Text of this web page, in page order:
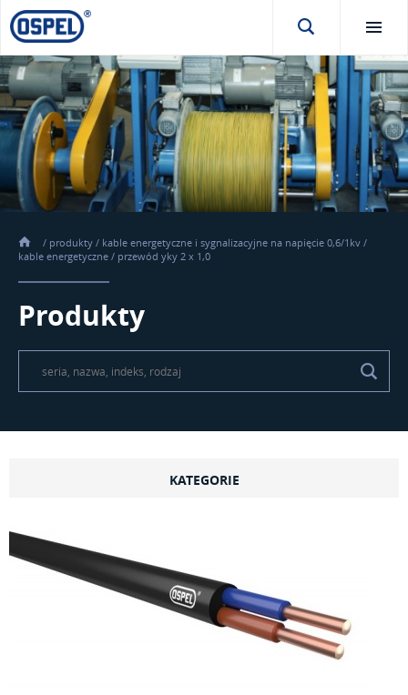
/ produkty / kable energetyczne i sygnalizacyjne na napięcie 0,6/1kv /
kable energetyczne / przewód yky 2 x 1,0
Produkty
KATEGORIE